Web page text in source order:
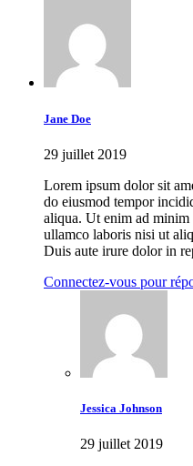
Jane Doe
29 juillet 2019
Lorem ipsum dolor sit
do eiusmod tempor
aliqua. Ut enim ad minim
ullamco laboris nisi ut
Duis aute irure dolor in
Connectez-vous pour
Jessica Johnson
29 juillet 2019